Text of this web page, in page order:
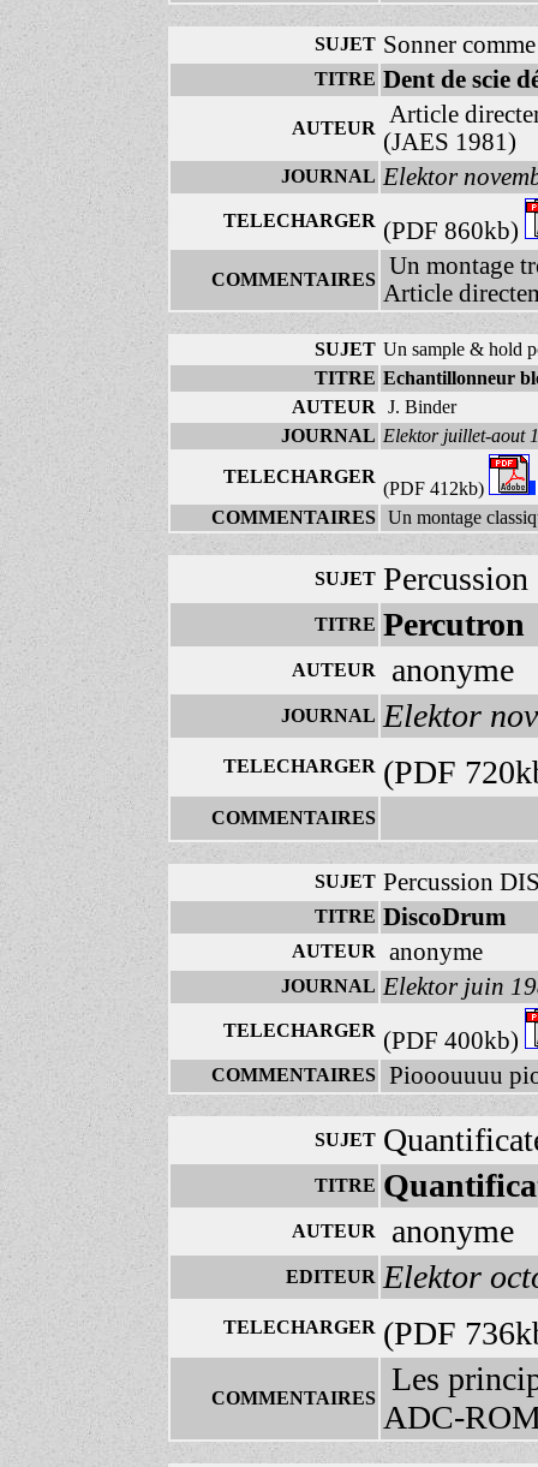
SUJET Sonner
TITRE Dent de scie
AUTEUR
Article
(JAES 1981)
JOURNAL Elektor
TELECHARGER (PDF 860kb)
COMMENTAIRES
Un montage
Article
SUJET Un sample & hold
TITRE Echantillonneur
AUTEUR
J. Binder
JOURNAL Elektor juillet-aout
TELECHARGER
(PDF 412kb)
COMMENTAIRES Un montage
SUJET
TITRE Percutron
AUTEUR anonyme
JOURNAL Elektor
TELECHARGER (PDF
COMMENTAIRES
SUJET Percussion
TITRE DiscoDrum
AUTEUR anonyme
JOURNAL Elektor juin
TELECHARGER (PDF 400kb)
COMMENTAIRES Piooouuuu
SUJET
TITRE
AUTEUR anonyme
EDITEUR Elektor
TELECHARGER (PDF
COMMENTAIRES
Les
ADC-